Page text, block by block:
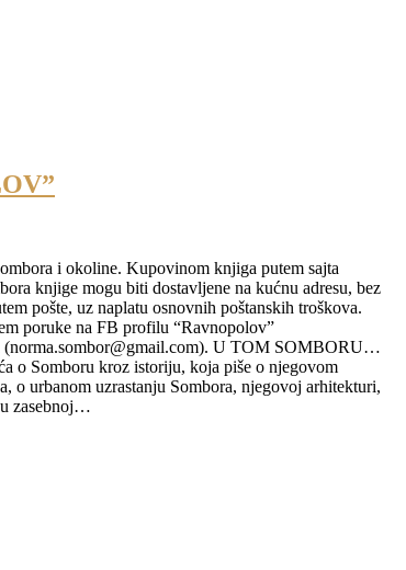
i okoline. Kupovinom knjiga putem sajta
knjige mogu biti dostavljene na kućnu adresu, bez
pošte, uz naplatu osnovnih poštanskih troškova.
poruke na FB profilu “Ravnopolov”
(norma.sombor@gmail.com). U TOM SOMBORU…
o Somboru kroz istoriju, koja piše o njegovom
o urbanom uzrastanju Sombora, njegovoj arhitekturi,
zasebnoj…